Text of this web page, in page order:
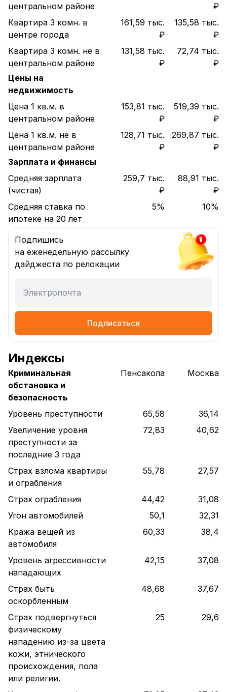
центральном районе
₽
Квартира 3 комн. в
центре города
161,59 тыс.
₽
135,58 тыс.
₽
Квартира 3 комн. не в
центральном районе
131,58 тыс.
₽
72,74 тыс.
₽
Цены на
недвижимость
Цена 1 кв.м. в
центральном районе
153,81 тыс.
₽
519,39 тыс.
₽
Цена 1 кв.м. не в
центральном районе
128,71 тыс.
₽
269,87 тыс.
₽
Зарплата и финансы
Средняя зарплата
(чистая)
259,7 тыс.
₽
88,91 тыс.
₽
Средняя ставка по
ипотеке на 20 лет
5% 10%
Подпишись
на еженедельную рассылку
дайджеста по релокации
Электропочта
Подписаться
Индексы
Криминальная
обстановка и
безопасность
Пенсакола Москва
Уровень преступности 65,58
36,14
Увеличение уровня
преступности за
последние 3 года
72,83 40,62
Страх взлома квартиры
и ограбления
55,78 27,57
Страх ограбления 44,42
31,08
Угон автомобилей
50,1
32,31
Кража вещей из
автомобиля
60,33 38,4
Уровень агрессивности
нападающих
42,15 37,08
Страх быть
оскорбленным
48,68 37,67
Страх подвергнуться
физическому
нападению из-за цвета
кожи, этнического
происхождения, пола
или религии.
25 29,6